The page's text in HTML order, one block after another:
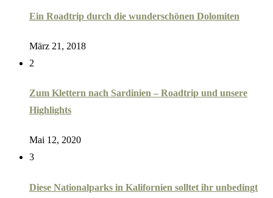
Ein Roadtrip durch die wunderschönen Dolomiten
März 21, 2018
2
Zum Klettern nach Sardinien – Roadtrip und unsere
Highlights
Mai 12, 2020
3
Diese Nationalparks in Kalifornien solltet ihr unbedingt